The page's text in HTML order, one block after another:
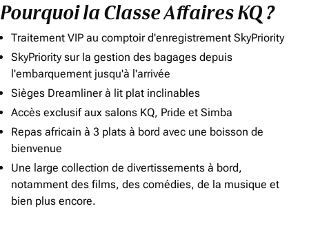
Pourquoi la Classe Affaires KQ ?
Traitement VIP au comptoir d'enregistrement SkyPriority
SkyPriority sur la gestion des bagages depuis
l'embarquement jusqu'à l'arrivée
Sièges Dreamliner à lit plat inclinables
Accès exclusif aux salons KQ, Pride et Simba
Repas africain à 3 plats à bord avec une boisson de
bienvenue
Une large collection de divertissements à bord,
notamment des films, des comédies, de la musique et
bien plus encore.